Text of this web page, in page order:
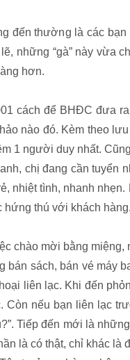
đến thường là các bạn
những “gà” này vừa
hơn.
cách để BHĐC đưa
nào đó. Kèm theo
1 người duy nhất.
chị đang cần tuyển
nhiệt tình, nhanh
hứng thú với khách hàng.
chào mời bằng
bán sách, bán vé máy
liên lạc. Khi đến
Còn nếu bạn liên lạc
Tiếp đến mới là
là có thật, chỉ khác